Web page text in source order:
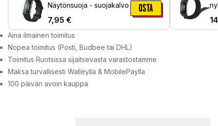
Näytönsuoja - suojakalvo
7,95 €
OSTA
Aina ilmainen toimitus
Nopea toimitus (Posti, Budbee tai DHL)
Toimitus Ruotsissa sijaitsevasta varastostamme
Maksa turvallisesti Walleylla & MobilePaylla
100 päivän avoin kauppa